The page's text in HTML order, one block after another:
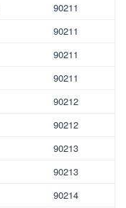
90211
90211
90211
90211
90212
90212
90213
90213
90214